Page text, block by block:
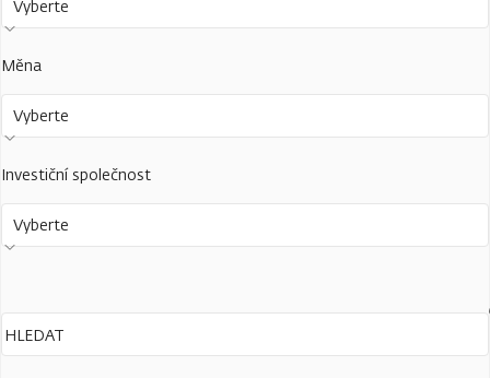
Vyberte
Měna
Vyberte
Investiční společnost
Vyberte